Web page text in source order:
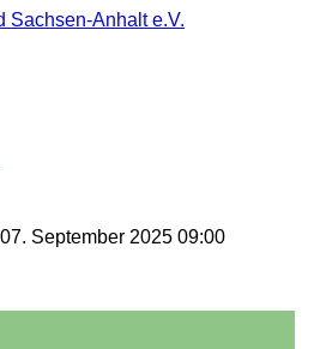
September 2025 09:00